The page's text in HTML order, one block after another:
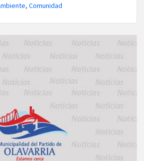
, Comunidad